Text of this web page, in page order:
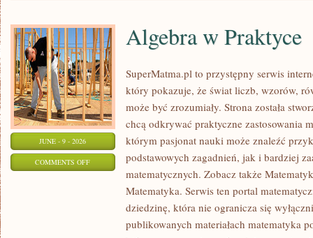
JUNE - 9 - 2026
COMMENTS OFFON
PRAKTYCE
Algebra w Praktyce
SuperMatma.pl to przystępny serwis
który pokazuje, że świat liczb, wzorów,
może być zrozumiały. Strona została
chcą odkrywać praktyczne zastosowania
którym pasjonat nauki może znaleźć
podstawowych zagadnień, jak i bardziej
matematycznych. Zobacz także
Matematyka. Serwis ten portal
dziedzinę, która nie ogranicza się
publikowanych materiałach matematyka